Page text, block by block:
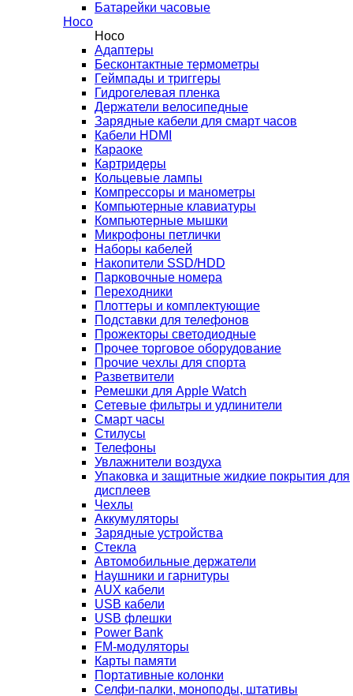
Батарейки часовые
Hoco
Hoco
Адаптеры
Бесконтактные термометры
Геймпады и триггеры
Гидрогелевая пленка
Держатели велосипедные
Зарядные кабели для смарт часов
Кабели HDMI
Караоке
Картридеры
Кольцевые лампы
Компрессоры и манометры
Компьютерные клавиатуры
Компьютерные мышки
Микрофоны петлички
Наборы кабелей
Накопители SSD/HDD
Парковочные номера
Переходники
Плоттеры и комплектующие
Подставки для телефонов
Прожекторы светодиодные
Прочее торговое оборудование
Прочие чехлы для спорта
Разветвители
Ремешки для Apple Watch
Сетевые фильтры и удлинители
Смарт часы
Стилусы
Телефоны
Увлажнители воздуха
Упаковка и защитные жидкие покрытия для
дисплеев
Чехлы
Аккумуляторы
Зарядные устройства
Стекла
Автомобильные держатели
Наушники и гарнитуры
AUX кабели
USB кабели
USB флешки
Power Bank
FM-модуляторы
Карты памяти
Портативные колонки
Селфи-палки, моноподы, штативы